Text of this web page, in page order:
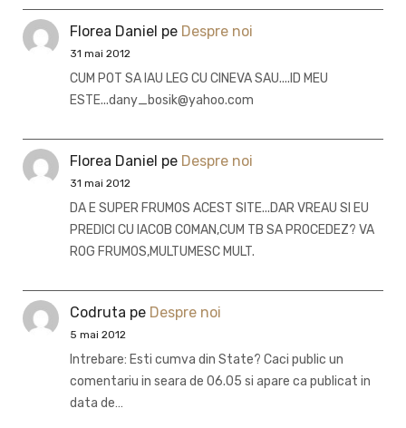
Florea Daniel pe Despre noi
31 mai 2012
CUM POT SA IAU LEG CU CINEVA SAU....ID MEU
ESTE...dany_bosik@yahoo.com
Florea Daniel pe Despre noi
31 mai 2012
DA E SUPER FRUMOS ACEST SITE...DAR VREAU SI EU
PREDICI CU IACOB COMAN,CUM TB SA PROCEDEZ? VA
ROG FRUMOS,MULTUMESC MULT.
Codruta pe Despre noi
5 mai 2012
Intrebare: Esti cumva din State? Caci public un
comentariu in seara de 06.05 si apare ca publicat in
data de…